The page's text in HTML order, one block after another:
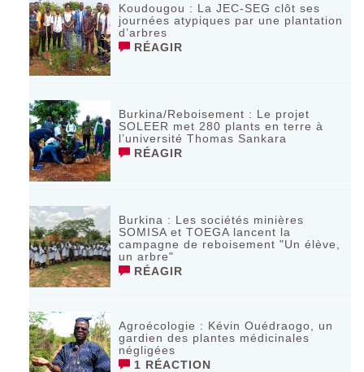
Koudougou : La JEC-SEG clôt ses
journées atypiques par une plantation
d’arbres
RÉAGIR
Burkina/Reboisement : Le projet
SOLEER met 280 plants en terre à
l’université Thomas Sankara
RÉAGIR
Burkina : Les sociétés minières
SOMISA et TOEGA lancent la
campagne de reboisement "Un élève,
un arbre"
RÉAGIR
Agroécologie : Kévin Ouédraogo, un
gardien des plantes médicinales
négligées
1 RÉACTION